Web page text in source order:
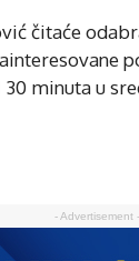
čitaće
minuta u
- Advertisement -